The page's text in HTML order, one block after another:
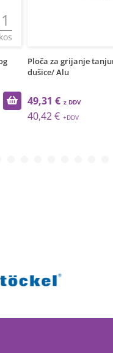
Ploča za grijanje tanjura /2
dušice/ Alu
49,31 €
40,42 €